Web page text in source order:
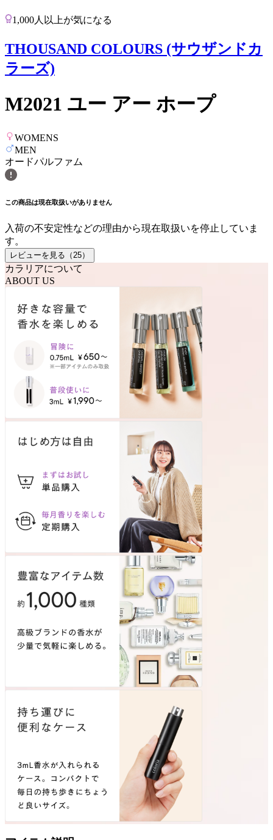
1,000人以上が気になる
THOUSAND COLOURS (サウザンドカ
ラーズ)
M2021 ユー アー ホープ
WOMENS
MEN
オードパルファム
この商品は現在取扱いがありません
入荷の不安定性などの理由から現在取扱いを停止していま
す。
レビューを見る（ 25）
カラリアについて
ABOUT US